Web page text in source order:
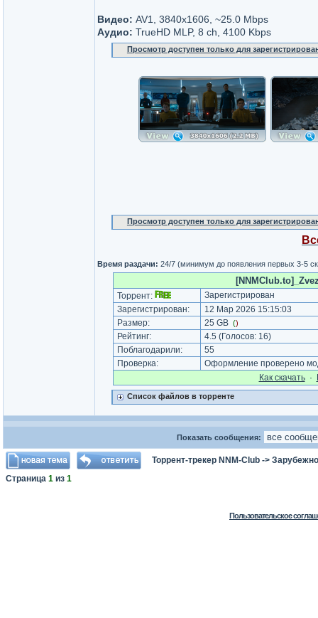
Видео: AV1, 3840x1606, ~25.0 Mbps
Аудио: TrueHD MLP, 8 ch, 4100 Kbps
Просмотр доступен только для
Просмотр доступен только для
Время раздачи: 24/7 (минимум до появления первых 3-5
Торрент:
Зарегистрирован
Зарегистрирован:
12 Мар 2026 15:15:03
Размер:
25 GB ()
Рейтинг: 4.5 (Голосов: 16)
Поблагодарили:
55
Проверка:
Оформление проверено
Как cкачать·
Список файлов в торренте
Показать сообщения:
Торрент-трекер NNM-Club ->
Страница 1 из 1
Пользовательское